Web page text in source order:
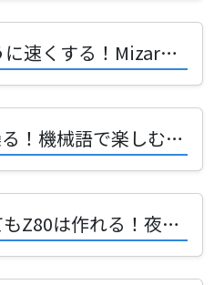
割り算を魔法のように速くする！Mizarさんが語る計算高速化の秘密
令和にPC-9800を操る！機械語で楽しむ究極のレトロPC体験
秋葉原に行けなくてもZ80は作れる！夜鍋ヨナさんが語る自作PCの魅力